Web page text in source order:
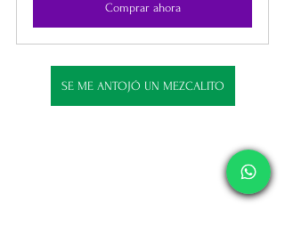
Comprar ahora
SE ME ANTOJÓ UN MEZCALITO